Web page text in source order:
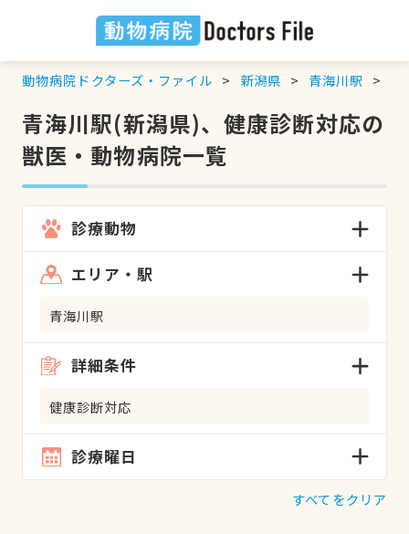
動物病院ドクターズ・ファイル 新潟県 青海川駅
青海川駅(新潟県)、健康診断対応の
獣医・動物病院一覧
診療動物
エリア・駅
青海川駅
詳細条件
健康診断対応
診療曜日
すべてをクリア